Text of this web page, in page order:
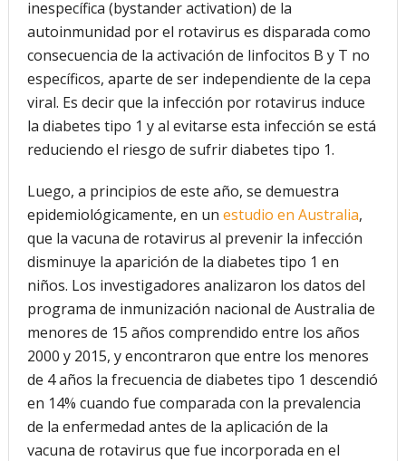
inespecífica (bystander activation) de la
autoinmunidad por el rotavirus es disparada como
consecuencia de la activación de linfocitos B y T no
específicos, aparte de ser independiente de la cepa
viral. Es decir que la infección por rotavirus induce
la diabetes tipo 1 y al evitarse esta infección se está
reduciendo el riesgo de sufrir diabetes tipo 1.
Luego, a principios de este año, se demuestra
epidemiológicamente, en un estudio en Australia,
que la vacuna de rotavirus al prevenir la infección
disminuye la aparición de la diabetes tipo 1 en
niños. Los investigadores analizaron los datos del
programa de inmunización nacional de Australia de
menores de 15 años comprendido entre los años
2000 y 2015, y encontraron que entre los menores
de 4 años la frecuencia de diabetes tipo 1 descendió
en 14% cuando fue comparada con la prevalencia
de la enfermedad antes de la aplicación de la
vacuna de rotavirus que fue incorporada en el